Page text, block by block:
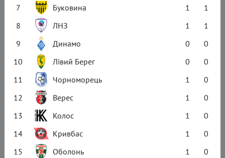
7
Буковина 1
1
8
ЛНЗ 1
1
9
Динамо 0
0
10
Лівий Берег 0
0
11
Чорноморець 1
0
12
Верес 1
0
13
Колос 1
0
14
Кривбас 1
0
15
Оболонь 1
0